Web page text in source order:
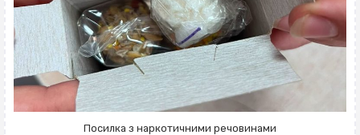
Посилка з наркотичними речовинами